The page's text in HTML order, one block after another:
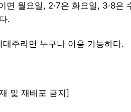
면 월요일, 2·7은 화요일, 3·8은
.
주라면 누구나 이용 가능하다.
및 재배포 금지]